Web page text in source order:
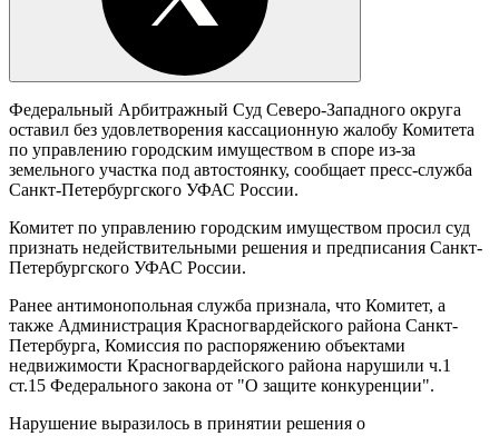
Федеральный Арбитражный Суд Северо-Западного округа
оставил без удовлетворения кассационную жалобу Комитета
по управлению городским имуществом в споре из-за
земельного участка под автостоянку, сообщает пресс-служба
Санкт-Петербургского УФАС России.
Комитет по управлению городским имуществом просил суд
признать недействительными решения и предписания Санкт-
Петербургского УФАС России.
Ранее антимонопольная служба признала, что Комитет, а
также Администрация Красногвардейского района Санкт-
Петербурга, Комиссия по распоряжению объектами
недвижимости Красногвардейского района нарушили ч.1
ст.15 Федерального закона от "О защите конкуренции".
Нарушение выразилось в принятии решения о